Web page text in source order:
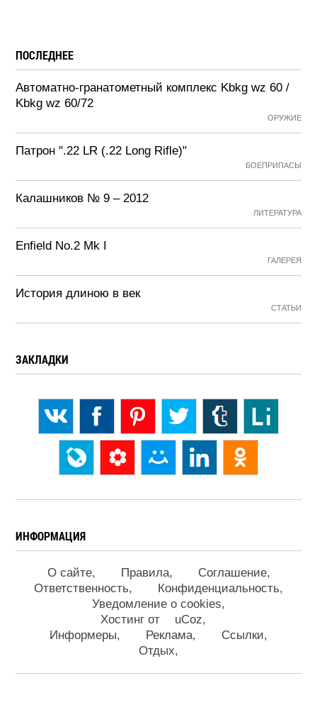
ПОСЛЕДНЕЕ
Автоматно-гранатометный комплекс Kbkg wz 60 /
Kbkg wz 60/72
ОРУЖИЕ
Патрон ".22 LR (.22 Long Rifle)"
БОЕПРИПАСЫ
Калашников № 9 – 2012
ЛИТЕРАТУРА
Enfield No.2 Mk I
ГАЛЕРЕЯ
История длиною в век
СТАТЬИ
ЗАКЛАДКИ
ИНФОРМАЦИЯ
О сайте Правила
Соглашение
Ответственность
Конфиденциальность
Уведомление о cookies
Хостинг от
uCoz
Информеры
Реклама
Ссылки
Отдых